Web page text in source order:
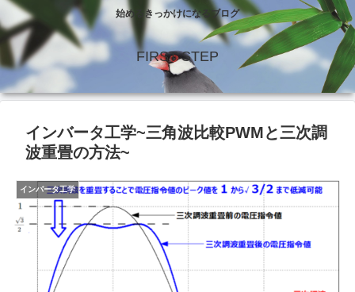
始めるきっかけになるブログ
FIRST STEP
インバータ工学~三角波比較PWMと三次調
波重畳の方法~
インバータ工学